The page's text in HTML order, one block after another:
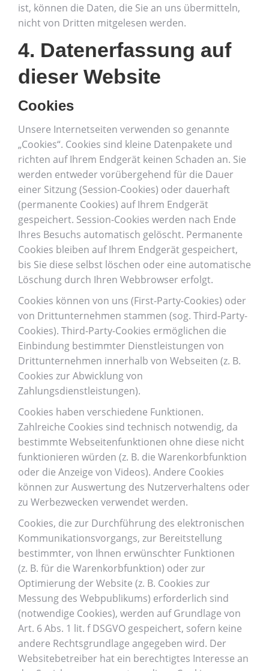
ist, können die Daten, die Sie an uns übermitteln,
nicht von Dritten mitgelesen werden.
4. Datenerfassung auf
dieser Website
Cookies
Unsere Internetseiten verwenden so genannte
„Cookies“. Cookies sind kleine Datenpakete und
richten auf Ihrem Endgerät keinen Schaden an. Sie
werden entweder vorübergehend für die Dauer
einer Sitzung (Session-Cookies) oder dauerhaft
(permanente Cookies) auf Ihrem Endgerät
gespeichert. Session-Cookies werden nach Ende
Ihres Besuchs automatisch gelöscht. Permanente
Cookies bleiben auf Ihrem Endgerät gespeichert,
bis Sie diese selbst löschen oder eine automatische
Löschung durch Ihren Webbrowser erfolgt.
Cookies können von uns (First-Party-Cookies) oder
von Drittunternehmen stammen (sog. Third-Party-
Cookies). Third-Party-Cookies ermöglichen die
Einbindung bestimmter Dienstleistungen von
Drittunternehmen innerhalb von Webseiten (z. B.
Cookies zur Abwicklung von
Zahlungsdienstleistungen).
Cookies haben verschiedene Funktionen.
Zahlreiche Cookies sind technisch notwendig, da
bestimmte Webseitenfunktionen ohne diese nicht
funktionieren würden (z. B. die Warenkorbfunktion
oder die Anzeige von Videos). Andere Cookies
können zur Auswertung des Nutzerverhaltens oder
zu Werbezwecken verwendet werden.
Cookies, die zur Durchführung des elektronischen
Kommunikationsvorgangs, zur Bereitstellung
bestimmter, von Ihnen erwünschter Funktionen
(z. B. für die Warenkorbfunktion) oder zur
Optimierung der Website (z. B. Cookies zur
Messung des Webpublikums) erforderlich sind
(notwendige Cookies), werden auf Grundlage von
Art. 6 Abs. 1 lit. f DSGVO gespeichert, sofern keine
andere Rechtsgrundlage angegeben wird. Der
Websitebetreiber hat ein berechtigtes Interesse an